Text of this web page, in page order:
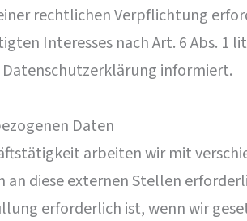
rechtlichen Verpflichtung
Interesses nach Art. 6 Abs. 1
informiert.
Daten
arbeiten wir mit
an diese externen Stellen
erforderlich ist, wenn wir